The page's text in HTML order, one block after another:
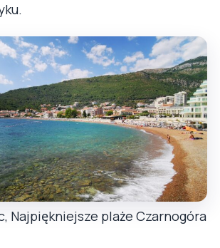
Najpiękniejsze plaże Czarnogóra